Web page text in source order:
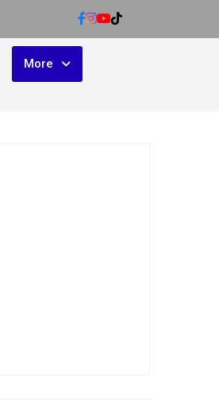
More